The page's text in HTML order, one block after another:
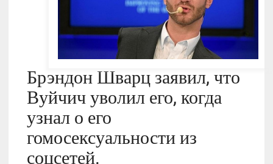
Брэндон Шварц заявил, что
Вуйчич уволил его, когда
узнал о его
гомосексуальности из
соцсетей.